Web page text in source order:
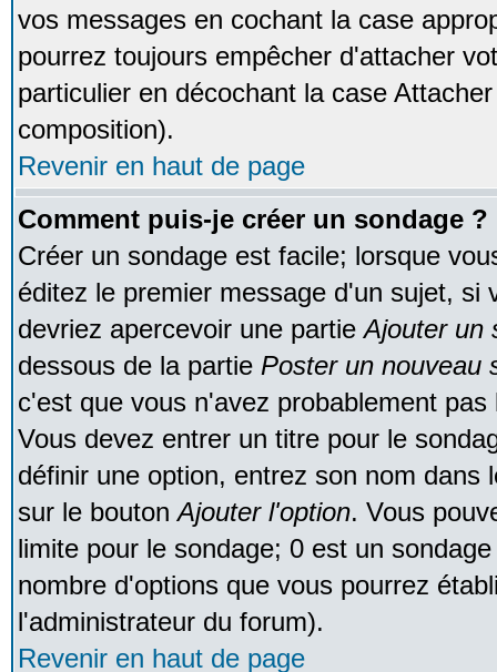
vos messages en cochant la case
pourrez toujours empêcher d'attacher
particulier en décochant la case
composition).
Revenir en haut de page
Comment puis-je créer un sondage ?
Créer un sondage est facile; lorsque
éditez le premier message d'un sujet, si
devriez apercevoir une partieAjouter un
dessous de la partie Poster un nouveau
c'est que vous n'avez probablement
Vous devez entrer un titre pour le
définir une option, entrez son nom dans
sur le boutonAjouter l'option. Vous
limite pour le sondage; 0 est un
nombre d'options que vous pourrez
l'administrateur du forum).
Revenir en haut de page